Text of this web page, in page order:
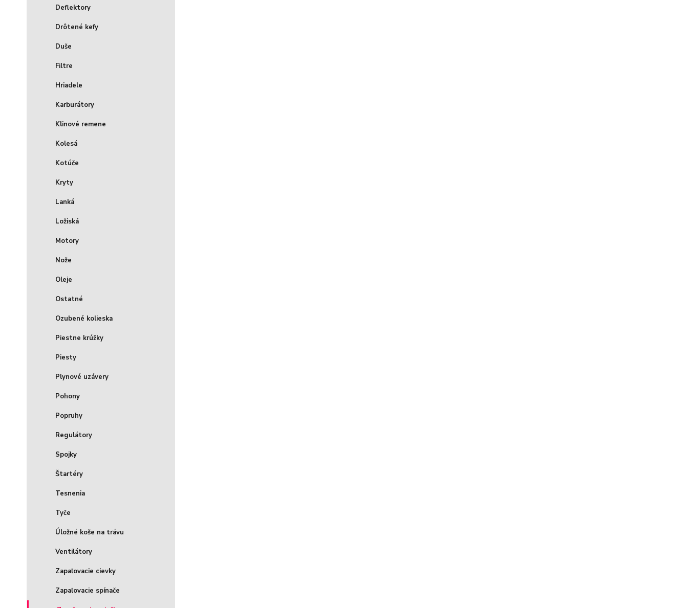
Deflektory
Drôtené kefy
Duše
Filtre
Hriadele
Karburátory
Klinové remene
Kolesá
Kotúče
Kryty
Lanká
Ložiská
Motory
Nože
Oleje
Ostatné
Ozubené kolieska
Piestne krúžky
Piesty
Plynové uzávery
Pohony
Popruhy
Regulátory
Spojky
Štartéry
Tesnenia
Tyče
Úložné koše na trávu
Ventilátory
Zapaľovacie cievky
Zapaľovacie spínače